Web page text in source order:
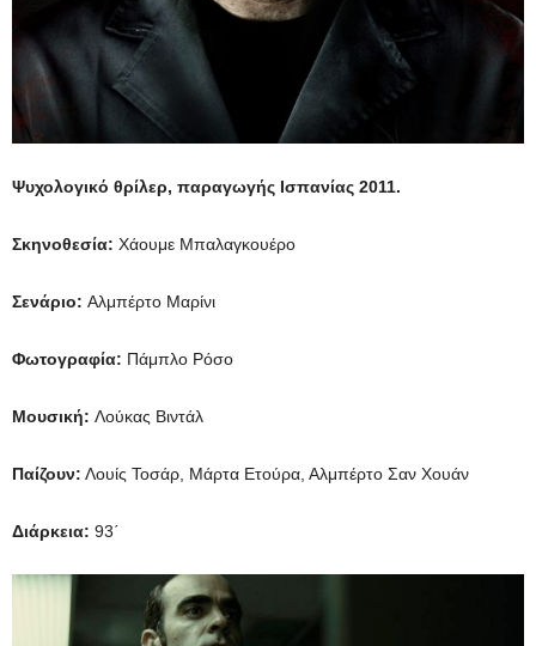
Ψυχολογικό θρίλερ, παραγωγής Ισπανίας 2011.
Σκηνοθεσία: Χάουμε Μπαλαγκουέρο
Σενάριο: Αλμπέρτο Μαρίνι
Φωτογραφία: Πάμπλο Ρόσο
Μουσική: Λούκας Βιντάλ
Παίζουν: Λουίς Τοσάρ, Μάρτα Ετούρα, Αλμπέρτο Σαν Χουάν
Διάρκεια: 93΄